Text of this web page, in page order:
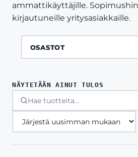
ammattikäyttäjille.
kirjautuneille yritysasiakkaille.
OSASTOT
NÄYTETÄÄN AINUT TULOS